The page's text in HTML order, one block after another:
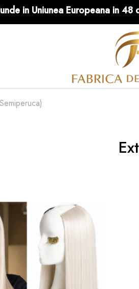
Livrari Oriunde in Uniunea